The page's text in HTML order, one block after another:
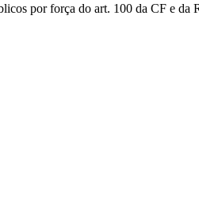
por força do art. 100 da CF e